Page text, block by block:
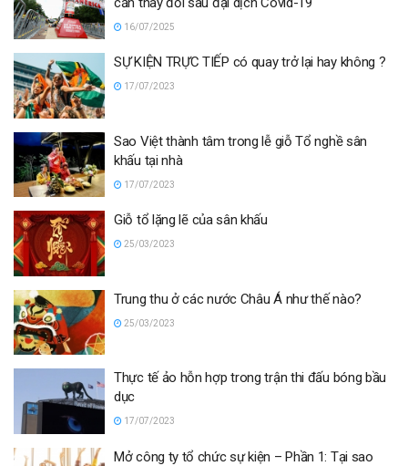
16/07/2025
SỰ KIỆN TRỰC TIẾP có quay trở lại hay không ?
17/07/2023
Sao Việt thành tâm trong lễ giỗ Tổ nghề sân
khấu tại nhà
17/07/2023
Giỗ tổ lặng lẽ của sân khấu
25/03/2023
Trung thu ở các nước Châu Á như thế nào?
25/03/2023
Thực tế ảo hỗn hợp trong trận thi đấu bóng bầu
dục
17/07/2023
Mở công ty tổ chức sự kiện – Phần 1: Tại sao